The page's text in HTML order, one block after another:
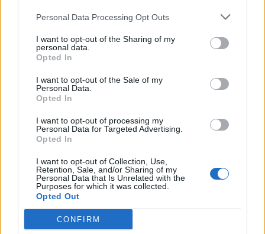
Personal Data Processing Opt Outs
I want to opt-out of the Sharing of my
personal data.
Opted In
I want to opt-out of the Sale of my
Personal Data.
Opted In
I want to opt-out of processing my
Personal Data for Targeted Advertising.
Opted In
I want to opt-out of Collection, Use,
Retention, Sale, and/or Sharing of my
Personal Data that Is Unrelated with the
Purposes for which it was collected.
Opted Out
CONFIRM
Commenti
Accedioregistrati per commentare questo
L'email è richiesta ma non verrà mostrata ai visitatori. Il contenuto di questo
commento esprime il pensiero dell'autore e non rappresenta la linea editoriale
di VareseNews.it, che rimane autonoma e indipendente. I messaggi inclusi nei
commenti non sono testi giornalistici, ma post inviati dai singoli lettori che